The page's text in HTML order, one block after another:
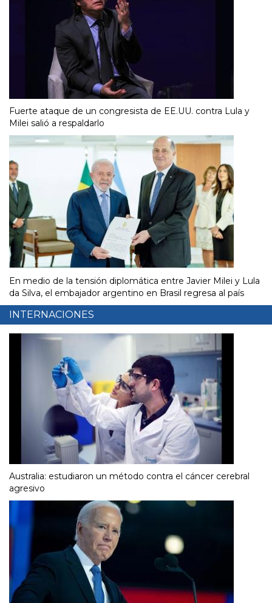
Fuerte ataque de un congresista de EE.UU. contra Lula y
Milei salió a respaldarlo
En medio de la tensión diplomática entre Javier Milei y Lula
da Silva, el embajador argentino en Brasil regresa al país
INTERNACIONES
Australia: estudiaron un método contra el cáncer cerebral
agresivo